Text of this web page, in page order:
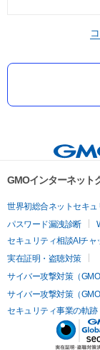
GMOインターネット
世界初総合ネットセキュ
パスワード漏洩診断
セキュリティ相談AIチャ
実在証明・盗聴対策
サイバー攻撃対策（
サイバー攻撃対策（GMO
セキュリティ事業の軌跡